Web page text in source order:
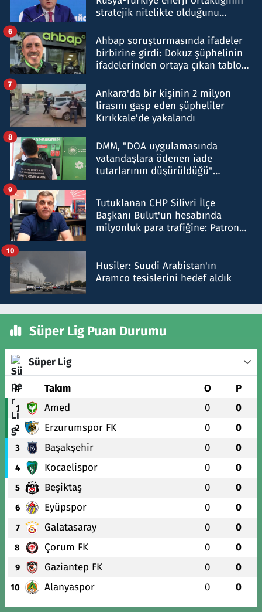
stratejik nitelikte olduğunu
Ahbap soruşturmasında ifadeler
birbirine girdi: Dokuz şüphelinin
ifadelerinden ortaya çıkan tablo
6
Ankara'da bir kişinin 2 milyon
lirasını gasp eden şüpheliler
Kırıkkale'de yakalandı
7
DMM, "DOA uygulamasında
vatandaşlara ödenen iade
tutarlarının düşürüldüğü"
8
Tutuklanan CHP Silivri İlçe
Başkanı Bulut'un hesabında
milyonluk para trafiğine: Patron
9
Husiler: Suudi Arabistan'ın
Aramco tesislerini hedef aldık
10
Süper Lig Puan Durumu
Süper Lig
# Takım O P
1 Amed 0 0
2 Erzurumspor FK 0 0
3 Başakşehir 0 0
4 Kocaelispor 0 0
5 Beşiktaş 0 0
6 Eyüpspor 0 0
7 Galatasaray 0 0
8 Çorum FK 0 0
9 Gaziantep FK 0 0
10 Alanyaspor 0 0